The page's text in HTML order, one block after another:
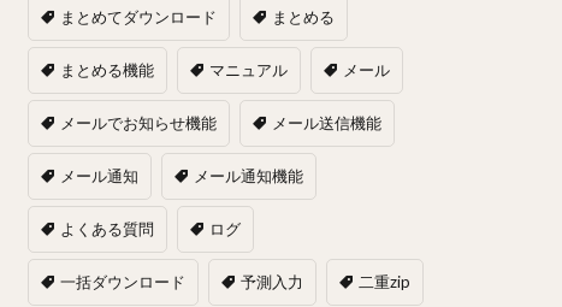
まとめてダウンロード まとめる
まとめる機能 マニュアル メール
メールでお知らせ機能 メール送信機能
メール通知 メール通知機能
よくある質問 ログ
一括ダウンロード 予測入力 二重zip